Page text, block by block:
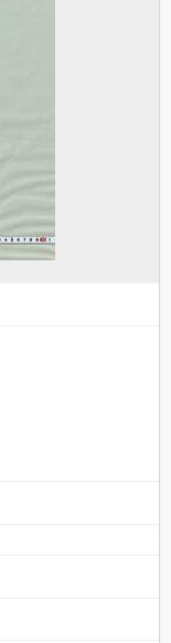
村薪を尼崎入津のうえ大坂
延宝7)
文化11.秋